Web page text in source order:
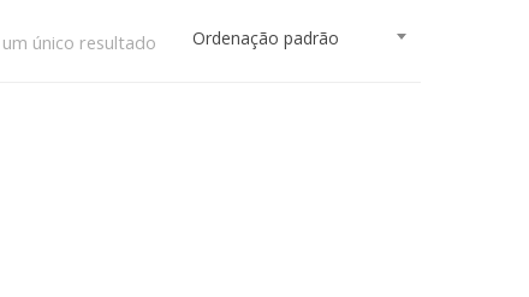
Ordenação padrão
único resultado